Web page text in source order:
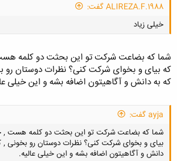
ALIREZA.F.1988 گفت:
خیلی زیاد
شما که بضاعت شرکت تو این بحثت دو کلمه
که بیای و بخوای شرکت کنی؟ نظرات دوستان رو
که به دانش و آگاهیتون اضافه بشه و این خیلی
ayja گفت:
شما که بضاعت شرکت تو این بحثت دو کلمه هست
بیای و بخوای شرکت کنی؟ نظرات دوستان رو بخونی
دانش و آگاهیتون اضافه بشه و این خیلی عالیه.